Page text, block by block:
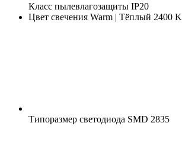
Класс пылевлагозащиты IP20
Цвет свечения Warm | Тёплый 2400 K
Типоразмер светодиода SMD 2835